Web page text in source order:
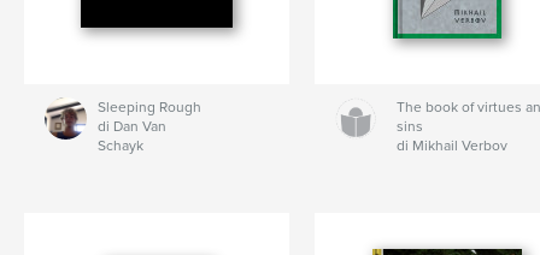
Sleeping Rough
di Dan Van
Schayk
The book of virtues
sins
di Mikhail Verbov